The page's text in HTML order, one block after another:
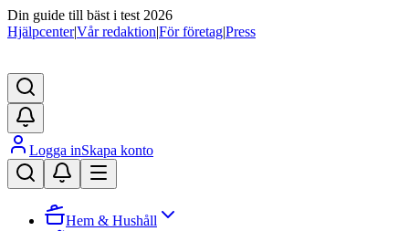
Din guide till bäst i test 2026
Hjälpcenter|Vår redaktion|För företag|Press
Logga inSkapa konto
Hem & Hushåll